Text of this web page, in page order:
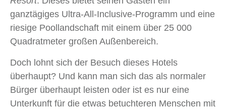
ganztägiges Ultra-All-Inclusive-Programm und eine
riesige Poollandschaft mit einem über 25 000
Quadratmeter großen Außenbereich.
Doch lohnt sich der Besuch dieses Hotels
überhaupt? Und kann man sich das als normaler
Bürger überhaupt leisten oder ist es nur eine
Unterkunft für die etwas betuchteren Menschen mit